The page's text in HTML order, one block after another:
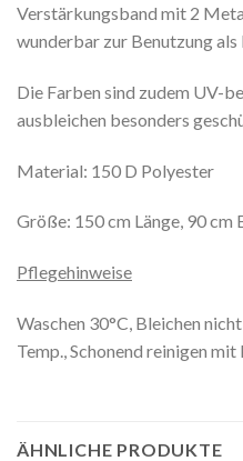
Verstärkungsband mit 2
wunderbar zur Benutzung
Die Farben sind zudem UV-
ausbleichen besonders
Material: 150 D Polyester
Größe: 150 cm Länge, 90 cm
Pflegehinweise
Waschen 30°C, Bleichen
Temp., Schonend reinigen
ÄHNLICHE PRODUKTE